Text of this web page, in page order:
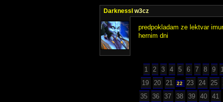
DarknessI w3cz
predpokladam ze lektvar
hernim dni
1 2 3 4 5 6 7 8 9
19
20 21 22 23 24 25
35
36 37 38 39 40
41